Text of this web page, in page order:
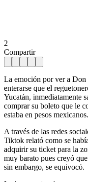
2
Compartir
La emoción por ver a Don
enterarse que el
Yucatán, inmediatamente
comprar su boleto que le
estaba en pesos mexicanos.
A través de las redes
Tiktok relató como se
adquirir su ticket para la
muy barato pues creyó
sin embargo, se equivocó.